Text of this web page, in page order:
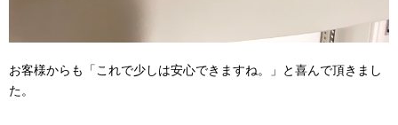
お客様からも「これで少しは安心できますね。」と喜んで頂きまし
た。